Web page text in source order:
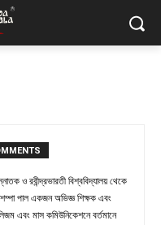
ও রবীন্দ্রভারতী বিশ্ববিদ্যালয় থেকে
পাল একজন অভিজ্ঞ শিক্ষক এবং
এবং মাস কমিউনিকেশনে বর্তমানে